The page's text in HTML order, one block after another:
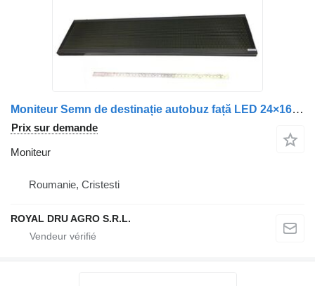
Moniteur Semn de destinație autobuz față LED 24×160 13.4″ pentru pour camion Scania
Prix sur demande
Moniteur
Roumanie, Cristesti
ROYAL DRU AGRO S.R.L.